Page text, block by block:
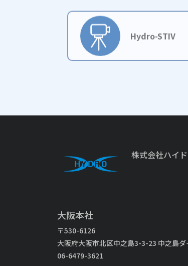
Hydro-STIV
株式会社ハイ
大阪本社
〒530-6126
大阪府大阪市北区中之島3-3-23 中之島ダ
06-6479-3621